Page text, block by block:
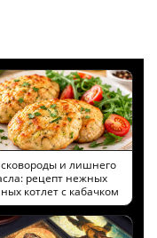
сковороды и лишнего
рецепт нежных
котлет с кабачком